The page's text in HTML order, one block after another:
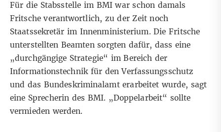
Für die Stabsstelle im BMI war schon damals
Fritsche verantwortlich, zu der Zeit noch
Staatssekretär im Innenministerium. Die Fritsche
unterstellten Beamten sorgten dafür, dass eine
„durchgängige Strategie“ im Bereich der
Informationstechnik für den Verfassungsschutz
und das Bundeskriminalamt erarbeitet wurde, sagt
eine Sprecherin des BMI. „Doppelarbeit“ sollte
vermieden werden.